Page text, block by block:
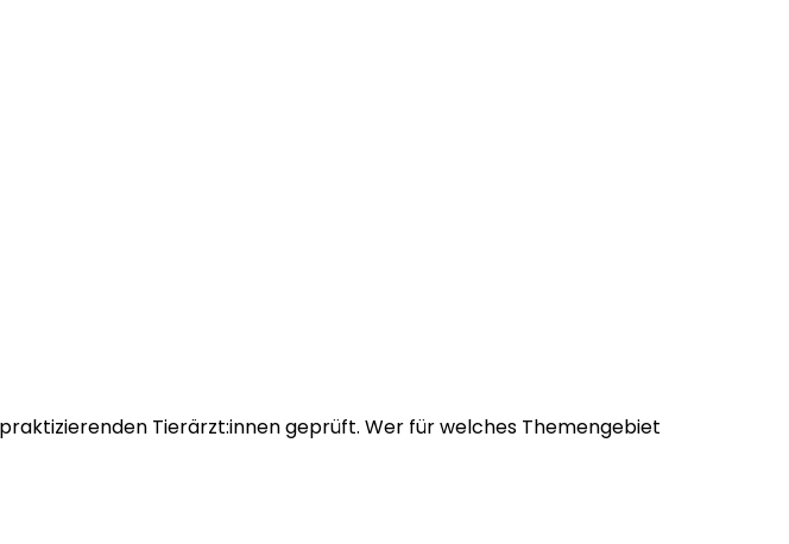
Tierärzt:innen geprüft. Wer für welches Themengebiet